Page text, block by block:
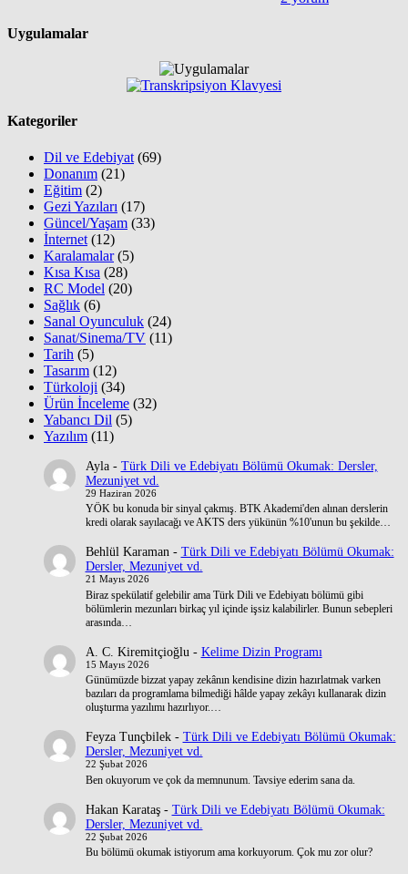
Uygulamalar
Kategoriler
Dil ve Edebiyat (69)
Donanım (21)
Eğitim (2)
Gezi Yazıları (17)
Güncel/Yaşam (33)
İnternet (12)
Karalamalar(5)
Kısa Kısa (28)
RC Model (20)
Sağlık (6)
Sanal Oyunculuk (24)
Sanat/Sinema/TV (11)
Tarih (5)
Tasarım (12)
Türkoloji (34)
Ürün İnceleme (32)
Yabancı Dil (5)
Yazılım (11)
Ayla- Türk Dili ve Edebiyatı Bölümü Okumak: Dersler,
Mezuniyet vd.
29 Haziran 2026
YÖK bu konuda bir sinyal çakmış. BTK Akademi'den alınan derslerin
kredi olarak sayılacağı ve AKTS ders yükünün %10'unun bu şekilde…
Behlül Karaman- Türk Dili ve Edebiyatı Bölümü Okumak:
Dersler, Mezuniyet vd.
21 Mayıs 2026
Biraz spekülatif gelebilir ama Türk Dili ve Edebiyatı bölümü gibi
bölümlerin mezunları birkaç yıl içinde işsiz kalabilirler. Bunun sebepleri
arasında…
A. C. Kiremitçioğlu - Kelime Dizin Programı
15 Mayıs 2026
Günümüzde bizzat yapay zekânın kendisine dizin hazırlatmak varken
bazıları da programlama bilmediği hâlde yapay zekâyı kullanarak dizin
oluşturma yazılımı hazırlıyor.…
Feyza Tunçbilek- Türk Dili ve Edebiyatı Bölümü Okumak:
Dersler, Mezuniyet vd.
22 Şubat 2026
Ben okuyorum ve çok da memnunum. Tavsiye ederim sana da.
Hakan Karataş- Türk Dili ve Edebiyatı Bölümü Okumak:
Dersler, Mezuniyet vd.
22 Şubat 2026
Bu bölümü okumak istiyorum ama korkuyorum. Çok mu zor olur?